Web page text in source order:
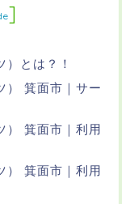
]
とは？！
） 箕面市｜サー
） 箕面市｜利用
） 箕面市｜利用